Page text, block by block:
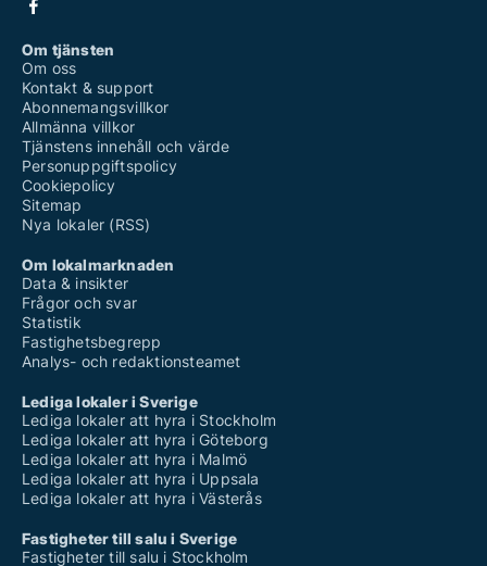
Om tjänsten
Om oss
Kontakt & support
Abonnemangsvillkor
Allmänna villkor
Tjänstens innehåll och värde
Personuppgiftspolicy
Cookiepolicy
Sitemap
Nya lokaler (RSS)
Om lokalmarknaden
Data & insikter
Frågor och svar
Statistik
Fastighetsbegrepp
Analys- och redaktionsteamet
Lediga lokaler i Sverige
Lediga lokaler att hyra i Stockholm
Lediga lokaler att hyra i Göteborg
Lediga lokaler att hyra i Malmö
Lediga lokaler att hyra i Uppsala
Lediga lokaler att hyra i Västerås
Fastigheter till salu i Sverige
Fastigheter till salu i Stockholm